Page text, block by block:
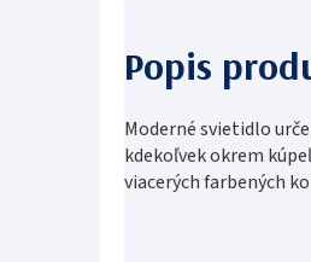
Moderné svietidlo
kdekoľvek okrem
viacerých farbených